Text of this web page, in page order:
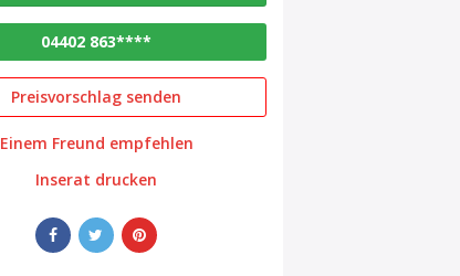
04402 863****
Preisvorschlag senden
Einem Freund empfehlen
Inserat drucken